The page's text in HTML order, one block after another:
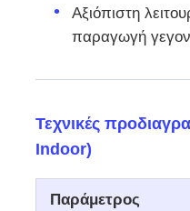
Αξιόπιστη
παραγωγή
Τεχνικές
Indoor)
Παράμετρος